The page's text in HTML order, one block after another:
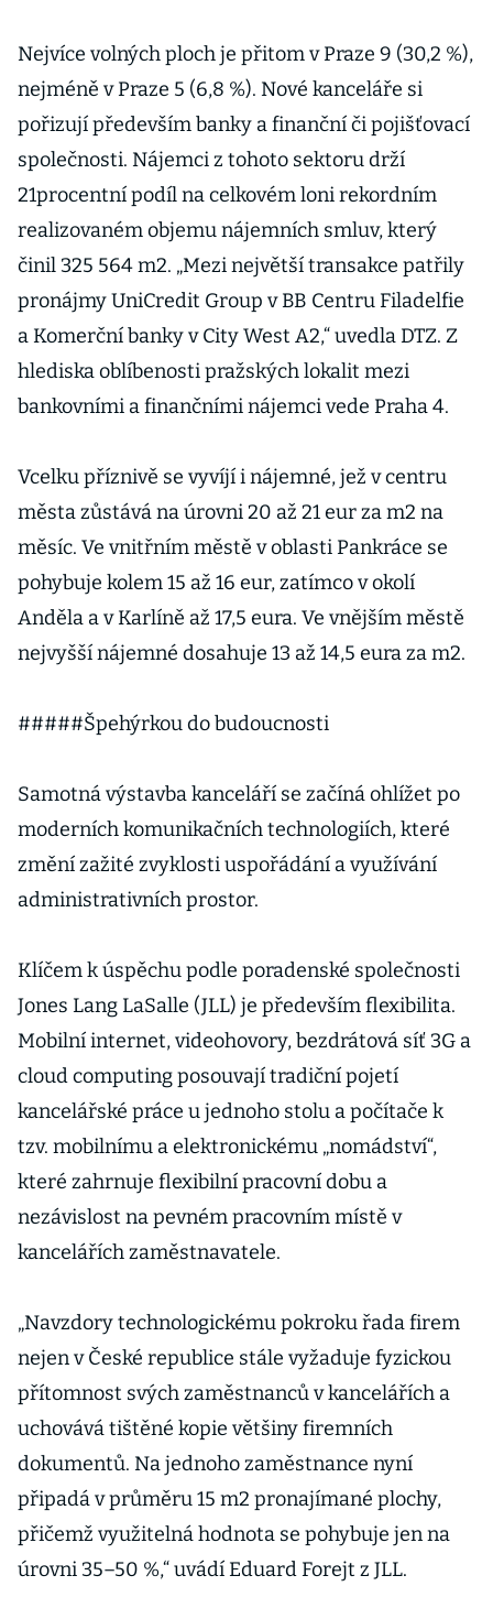
Nejvíce volných ploch je přitom v Praze 9 (30,2 %),
nejméně v Praze 5 (6,8 %). Nové kanceláře si
pořizují především banky a finanční či pojišťovací
společnosti. Nájemci z tohoto sektoru drží
21procentní podíl na celkovém loni rekordním
realizovaném objemu nájemních smluv, který
činil 325 564 m2. „Mezi největší transakce patřily
pronájmy UniCredit Group v BB Centru Filadelfie
a Komerční banky v City West A2,“ uvedla DTZ. Z
hlediska oblíbenosti pražských lokalit mezi
bankovními a finančními nájemci vede Praha 4.
Vcelku příznivě se vyvíjí i nájemné, jež v centru
města zůstává na úrovni 20 až 21 eur za m2 na
měsíc. Ve vnitřním městě v oblasti Pankráce se
pohybuje kolem 15 až 16 eur, zatímco v okolí
Anděla a v Karlíně až 17,5 eura. Ve vnějším městě
nejvyšší nájemné dosahuje 13 až 14,5 eura za m2.
#####Špehýrkou do budoucnosti
Samotná výstavba kanceláří se začíná ohlížet po
moderních komunikačních technologiích, které
změní zažité zvyklosti uspořádání a využívání
administrativních prostor.
Klíčem k úspěchu podle poradenské společnosti
Jones Lang LaSalle (JLL) je především flexibilita.
Mobilní internet, videohovory, bezdrátová síť 3G a
cloud computing posouvají tradiční pojetí
kancelářské práce u jednoho stolu a počítače k
tzv. mobilnímu a elektronickému „nomádství“,
které zahrnuje flexibilní pracovní dobu a
nezávislost na pevném pracovním místě v
kancelářích zaměstnavatele.
„Navzdory technologickému pokroku řada firem
nejen v České republice stále vyžaduje fyzickou
přítomnost svých zaměstnanců v kancelářích a
uchovává tištěné kopie většiny firemních
dokumentů. Na jednoho zaměstnance nyní
připadá v průměru 15 m2 pronajímané plochy,
přičemž využitelná hodnota se pohybuje jen na
úrovni 35–50 %,“ uvádí Eduard Forejt z JLL.